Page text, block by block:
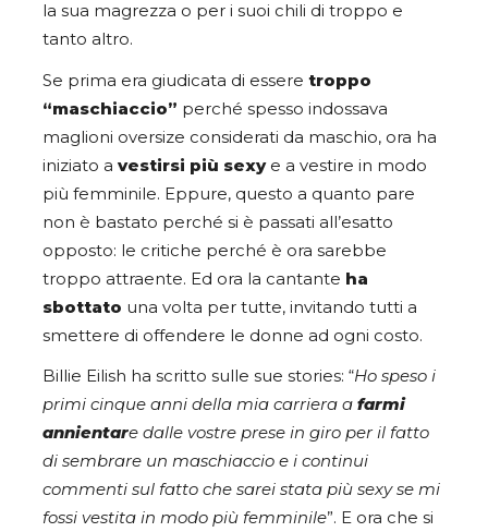
la sua magrezza o per i suoi chili di troppo e
tanto altro.
Se prima era giudicata di essere troppo
“maschiaccio” perché spesso indossava
maglioni oversize considerati da maschio, ora ha
iniziato a vestirsi più sexye a vestire in modo
più femminile. Eppure, questo a quanto pare
non è bastato perché si è passati all’esatto
opposto: le critiche perché è ora sarebbe
troppo attraente. Ed ora la cantante ha
sbottato una volta per tutte, invitando tutti a
smettere di offendere le donne ad ogni costo.
Billie Eilish ha scritto sulle sue stories: “Ho speso i
primi cinque anni della mia carriera a farmi
annientare dalle vostre prese in giro per il fatto
di sembrare un maschiaccio e i continui
commenti sul fatto che sarei stata più sexy se mi
fossi vestita in modo più femminile”. E ora che si